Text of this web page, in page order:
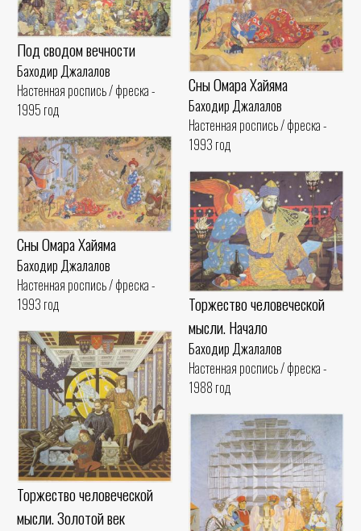
Под сводом вечности
Баходир Джалалов
Настенная роспись / фреска -
1995 год
Сны Омара Хайяма
Баходир Джалалов
Настенная роспись / фреска -
1993 год
Сны Омара Хайяма
Баходир Джалалов
Настенная роспись / фреска -
1993 год
Торжество человеческой
мысли. Начало
Баходир Джалалов
Настенная роспись / фреска -
1988 год
Торжество человеческой
мысли. Золотой век